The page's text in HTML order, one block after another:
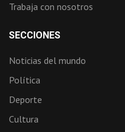
Trabaja con nosotros
SECCIONES
Noticias del mundo
Política
Deporte
Cultura